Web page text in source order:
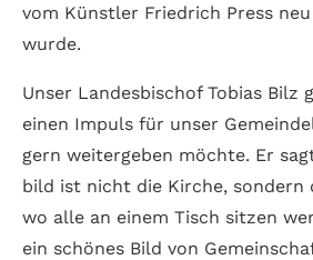
vom Künstler Friedrich Press
wurde.
Unser Landes­bischof Tobias Bilz
einen Impuls für unser
gern weiter­geben möchte. Er
bild ist nicht die Kirche, sondern
wo alle an einem Tisch sitzen
ein schönes Bild von